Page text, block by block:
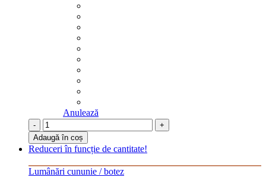
Anulează
-
+
Adaugă în coș
Reduceri în funcție de cantitate!
Lumânări cununie / botez